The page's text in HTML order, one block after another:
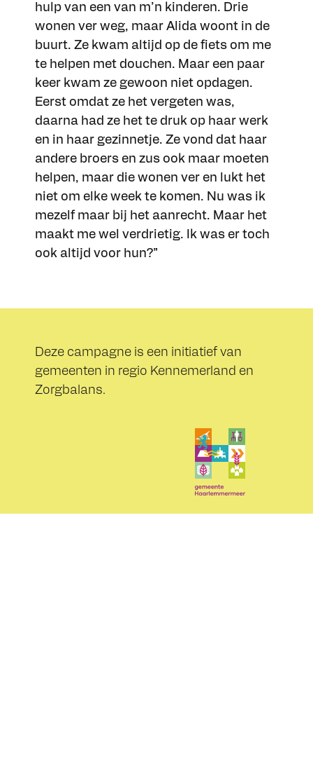
hulp van een van m’n kinderen. Drie
wonen ver weg, maar Alida woont in de
buurt. Ze kwam altijd op de fiets om me
te helpen met douchen. Maar een paar
keer kwam ze gewoon niet opdagen.
Eerst omdat ze het vergeten was,
daarna had ze het te druk op haar werk
en in haar gezinnetje. Ze vond dat haar
andere broers en zus ook maar moeten
helpen, maar die wonen ver en lukt het
niet om elke week te komen. Nu was ik
mezelf maar bij het aanrecht. Maar het
maakt me wel verdrietig. Ik was er toch
ook altijd voor hun?”
Deze campagne is een initiatief van
gemeenten in regio Kennemerland en
Zorgbalans.